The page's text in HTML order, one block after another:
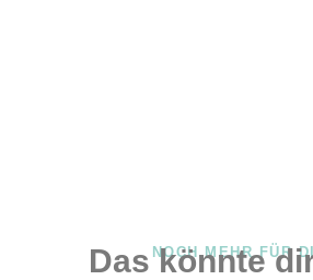
NOCH MEHR FÜR
Das könnte